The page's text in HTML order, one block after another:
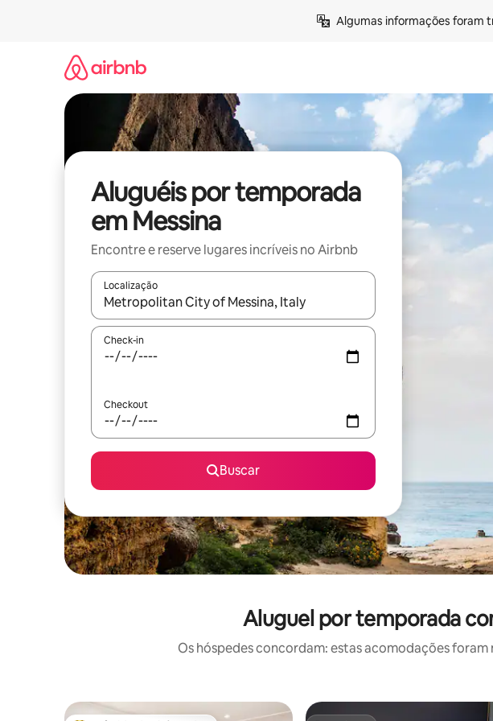
Algumas informações foram
Aluguéis por temporada
em Messina
Encontre e reserve lugares incríveis no Airbnb
Localização
Quando os resultados estiverem disponíveis, explore-os usando as seta
Check-in
Checkout
Buscar
Aluguel por temporada
Os hóspedes concordam: estas acomodações